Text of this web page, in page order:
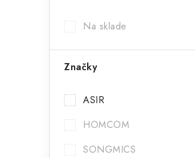
Na sklade
Značky
ASIR
HOMCOM
SONGMICS